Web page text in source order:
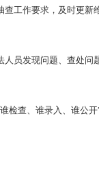
查工作要求，及时更
人员发现问题、查处
检查、谁录入、谁